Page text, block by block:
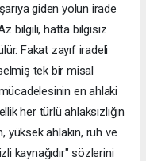
giden yolun irade
bilgili, hatta bilgisiz
Fakat zayıf iradeli
tek bir misal
en ahlaki
her türlü ahlaksızlığın
yüksek ahlakın, ruh ve
kaynağıdır" sözlerini